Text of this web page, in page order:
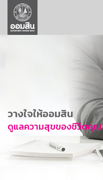
ลูกค้าธุรกิจ
ลูกค้าผู้ประกอบรายย่อย
การพัฒนาที่ยั่งยืน
ข่าวสาร
บริการทางการเงิน
อื่นๆ
วางใจให้ออมสิน
ดูแลความสุขของชีวิตคุณ